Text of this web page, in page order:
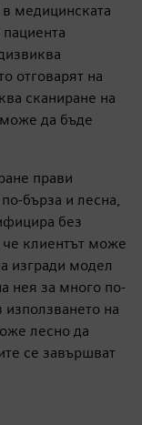
медицинската
отговарят на
сканиране на
да бъде
прави
бърза и лесна,
без
че клиентът може
изгради модел
нея за много по-
на
лесно да
се завършват